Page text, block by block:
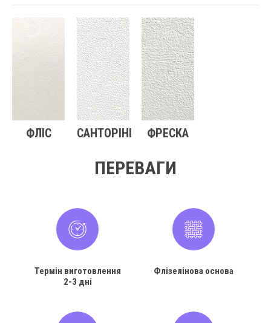
ФЛІС САНТОРІНІ ФРЕСКА
ПЕРЕВАГИ
Термін виготовлення
2-3 дні
Флізелінова основа